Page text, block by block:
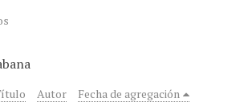
Autor Fecha de agregación